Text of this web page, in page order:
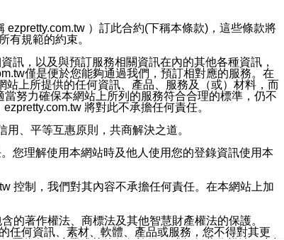
或電子郵件所指示之方法、說明或功能連結，隨時
收到通知型訊息。
）訂此合約(下稱本條款)，這些條款將
有規範的約束。
訊，以及與預訂服務相關資訊在內的其他各種資訊，
僅是便於您能夠通過我們，預訂相對應的服務。在
上所提供的任何資訊、產品、服務及（或）材料，而
努力確保本網站上所列的服務符合合理的標準，仍不
將對此不承擔任何責任。
、平等互惠原則，共商解決之道。
您理解使用本網站時及他人使用您的登錄資訊使用本
控制，我們對其內容不承擔任何責任。在本網站上加
的著作權法、商標法及其他智慧財產權法的保護。
任何資訊、素材、軟體、產品或服務，您不得對其更